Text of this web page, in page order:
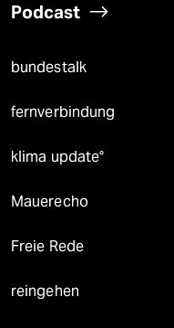
Podcast
bundestalk
fernverbindung
klima update°
Mauerecho
Freie Rede
reingehen